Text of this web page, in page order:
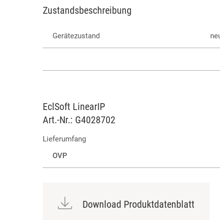
Zustandsbeschreibung
Gerätezustand
EclSoft LinearIP
Art.-Nr.: G4028702
Lieferumfang
OVP
Download Produktdatenblatt